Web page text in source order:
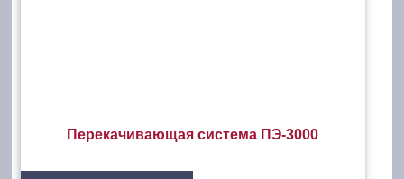
Перекачивающая система ПЭ-3000